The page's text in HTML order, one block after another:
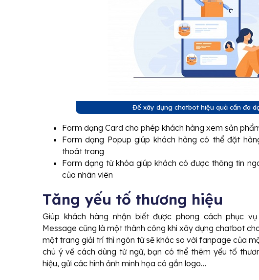
Để xây dựng chatbot hiệu quả cần đa
Form dạng Card cho phép khách hàng xem sản
Form dạng Popup giúp khách hàng có thể đặt
thoát trang
Form dạng từ khóa giúp khách có được thông tin
của nhân viên
Tăng yếu tố thương hiệu
Giúp khách hàng nhận biết được phong cách phục
Message cũng là một thành công khi xây dựng chatbot
một trang giải trí thì ngôn từ sẽ khác so với fanpage của
chú ý về cách dùng từ ngữ, bạn có thể thêm yếu tố
hiệu, gửi các hình ảnh minh họa có gắn logo…